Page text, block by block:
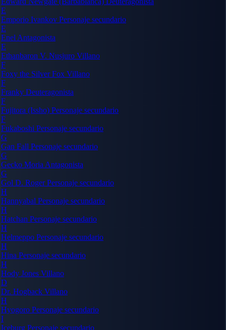
E
Emporio Ivankov Personaje secundario
E
Enel Antagonista
E
Ethanbaron V. Nusjuro Villano
F
Foxy the Silver Fox Villano
F
Franky Deuteragonista
F
Fujitora (Issho) Personaje secundario
F
Fukaboshi Personaje secundario
G
Gan Fall Personaje secundario
G
Gecko Moria Antagonista
G
Gol D. RogerPersonaje secundario
H
Hannyabal Personaje secundario
H
Hatchan Personaje secundario
H
Helmeppo Personaje secundario
H
Hina Personaje secundario
H
Hody Jones Villano
D
Dr. Hogback Villano
H
Hyogoro Personaje secundario
I
Iceburg Personaje secundario